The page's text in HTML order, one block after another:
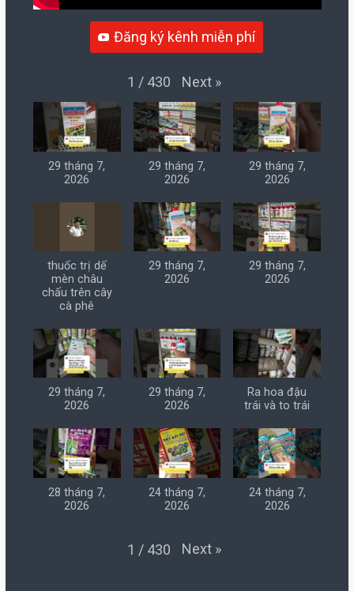
Đăng ký kênh miễn phí
1 / 430 Next »
29 tháng 7,
2026
29 tháng 7,
2026
29 tháng 7,
2026
thuốc trị dế
mèn châu
chấu trên cây
cà phê
29 tháng 7,
2026
29 tháng 7,
2026
29 tháng 7,
2026
29 tháng 7,
2026
Ra hoa đậu
trái và to trái
28 tháng 7,
2026
24 tháng 7,
2026
24 tháng 7,
2026
1 / 430 Next »